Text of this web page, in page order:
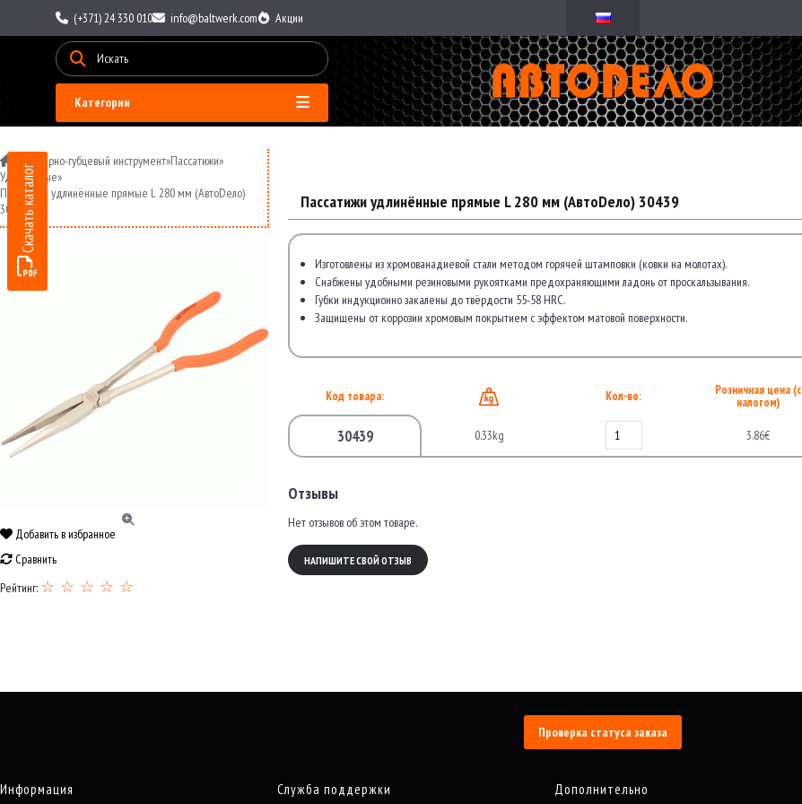
(+371) 24 330 010 info@baltwerk.com Акции
Категории
Скачать каталог
Шарнирно-губцевый инструмент»Пассатижи»
Удлинённые»
Пассатижи удлинённые прямые L 280 мм (АвтоDело)
30439
Добавить в избранное
Сравнить
Рейтинг: ☆ ☆ ☆ ☆ ☆
Пассатижи удлинённые прямые L 280 мм (АвтоDело) 30439
Изготовлены из хромованадиевой стали методом горячей штамповки (ковки на молотах).
Снабжены удобными резиновыми рукоятками предохраняющими ладонь от проскальзывания.
Губки индукционно закалены до твёрдости 55-58 HRC.
Защищены от коррозии хромовым покрытием с эффектом матовой поверхности.
Код товара: Кол-во:
Розничная цена (с
налогом)
30439 0.33kg 3.86€
Отзывы
Нет отзывов об этом товаре.
НАПИШИТЕ СВОЙ ОТЗЫВ
Проверка статуса заказа
Информация Служба поддержки Дополнительно